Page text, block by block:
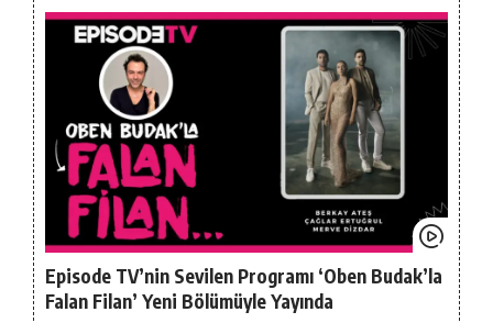
Episode TV’nin Sevilen Programı ‘Oben Budak’la
Falan Filan’ Yeni Bölümüyle Yayında